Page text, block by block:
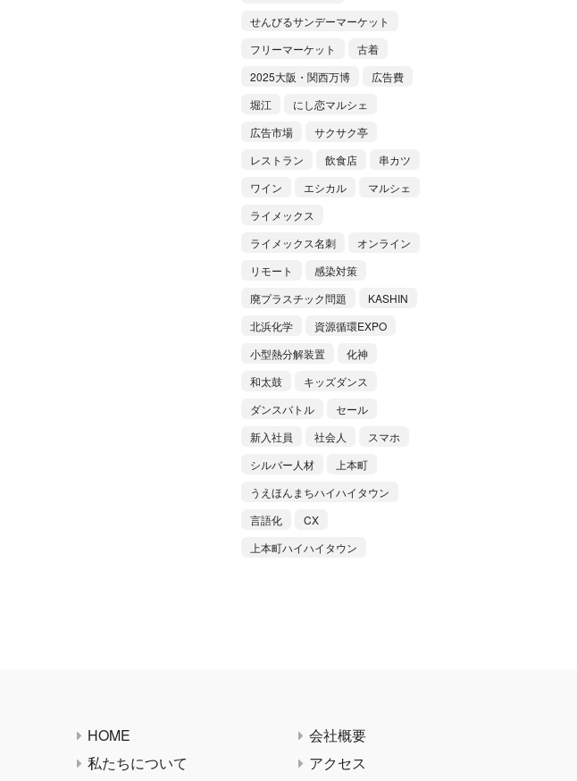
せんびるサンデーマーケット
フリーマーケット
古着
2025大阪・関西万博
広告費
堀江
にし恋マルシェ
広告市場
サクサク亭
レストラン
飲食店
串カツ
ワイン
エシカル
マルシェ
ライメックス
ライメックス名刺
オンライン
リモート
感染対策
廃プラスチック問題
KASHIN
北浜化学
資源循環EXPO
小型熱分解装置
化神
和太鼓
キッズダンス
ダンスバトル
セール
新入社員
社会人
スマホ
シルバー人材
上本町
うえほんまちハイハイタウン
言語化
CX
上本町ハイハイタウン
HOME
私たちについて
会社概要
アクセス